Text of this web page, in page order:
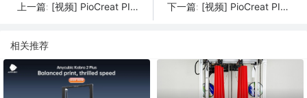
上一篇: [视频] PioCreat PIONEXT D136 13.6寸 7K 专业齿科LCD光固化3D打印机 下一篇: [视频] PioCreat PIONEXT D158 DLP树脂光固化牙科3D打印机
相关推荐